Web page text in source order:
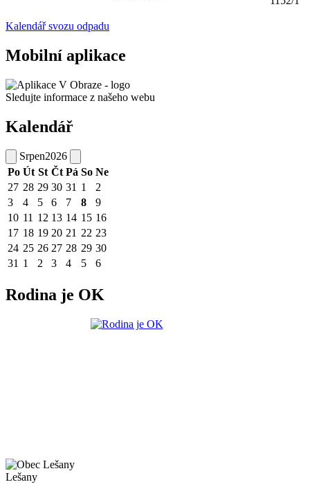
Kalendář svozu odpadu
Mobilní aplikace
Sledujte informace z našeho webu
Kalendář
Srpen2026
Po Út St Čt Pá So Ne
27 28 29 30 31 1
2
3
4 5 6 7 8
9
10 11 12 13 14 15 16
17 18 19 20 21 22 23
24 25 26 27 28 29 30
31 1 2 3 4 5 6
Rodina je OK
Lešany